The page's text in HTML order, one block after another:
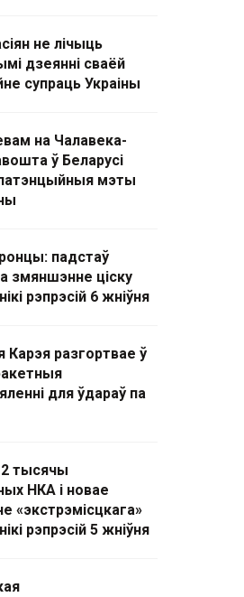
не лічыць
дзеянні сваёй
супраць Украіны
на Чалавека-
ў Беларусі
мэты
падстаў
змяншэнне ціску
рэпрэсій 6 жніўня
Карэя разгортвае ў
для ўдараў па
тысячы
НКА і новае
«экстрэмісцкага»
рэпрэсій 5 жніўня